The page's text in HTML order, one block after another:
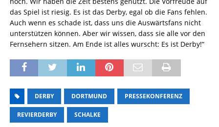
das Spiel ist riesig. Es ist das Derby, egal ob die Fans fehlen.
Auch wenn es schade ist, dass uns die Auswärtsfans nicht
unterstützen können. Aber wir wissen, dass sie alle vor den
Fernsehern sitzen. Am Ende ist alles wurscht: Es ist Derby!“
DERBY DORTMUND PRESSEKONFERENZ
REVIERDERBY SCHALKE